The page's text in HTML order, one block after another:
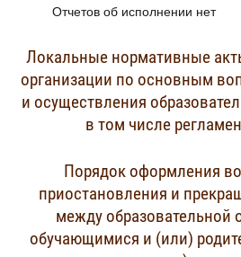
Отчетов об исполнении нет
Локальные нормативные
организации по основным
и осуществления
в том числе
Порядок оформления
приостановления и
между образовательной
обучающимися и (или)